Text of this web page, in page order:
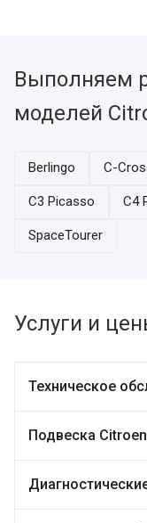
Выполняем
моделей
Berlingo C-
C3 Picasso C4
SpaceTourer
Услуги и
Техническое
Подвеска